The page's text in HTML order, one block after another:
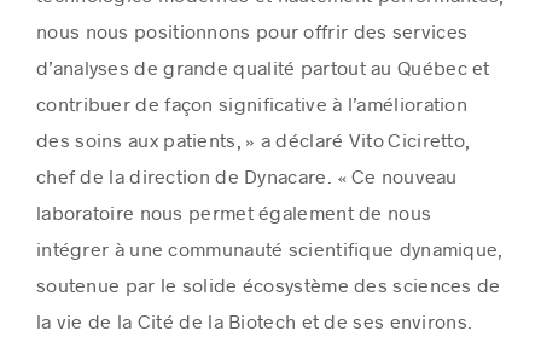
nous nous positionnons pour offrir des services
d’analyses de grande qualité partout au Québec et
contribuer de façon significative à l’amélioration
des soins aux patients, » a déclaré Vito Ciciretto,
chef de la direction de Dynacare. « Ce nouveau
laboratoire nous permet également de nous
intégrer à une communauté scientifique dynamique,
soutenue par le solide écosystème des sciences de
la vie de la Cité de la Biotech et de ses environs.